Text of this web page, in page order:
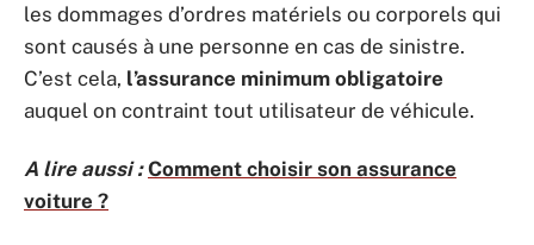
les dommages d’ordres matériels ou corporels qui
sont causés à une personne en cas de sinistre.
C’est cela, l’assurance minimum obligatoire
auquel on contraint tout utilisateur de véhicule.
A lire aussi : Comment choisir son assurance
voiture ?